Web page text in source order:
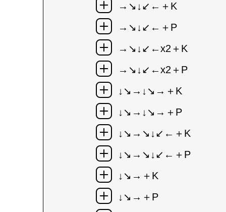
→↘↓↙←＋K
→↘↓↙←＋P
→↘↓↙←x2＋K
→↘↓↙←x2＋P
↓↘→↓↘→＋K
↓↘→↓↘→＋P
↓↘→↘↓↙←＋K
↓↘→↘↓↙←＋P
↓↘→＋K
↓↘→＋P